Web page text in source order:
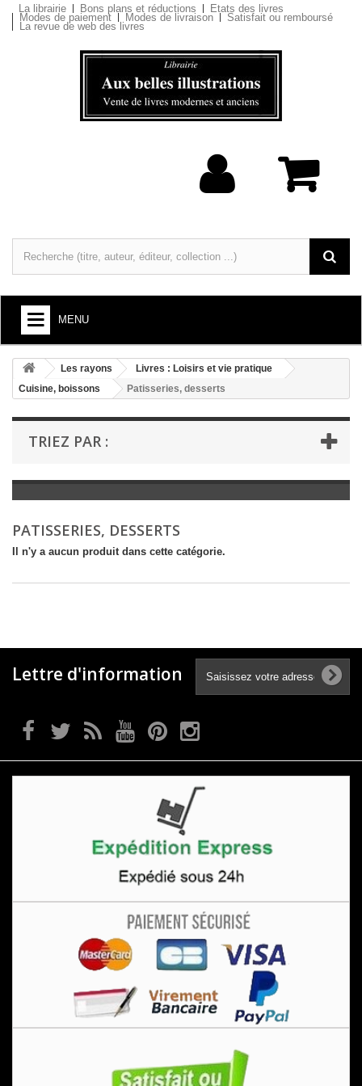
La librairie Bons plans et réductions Etats des livres
Modes de paiement Modes de livraison Satisfait ou remboursé
La revue de web des livres
MENU
+
LIVRES : ARTS ET SOCIÉTÉ
+
LIVRES : LITTÉRATURE
+
LIVRES : JEUNESSE
LIVRES ANCIENS AVANT 1900
Les rayons
Livres : Loisirs et vie pratique
Cuisine, boissons
Patisseries, desserts
TRIEZ PAR :
PATISSERIES, DESSERTS
Il n'y a aucun produit dans cette catégorie.
Lettre d'information